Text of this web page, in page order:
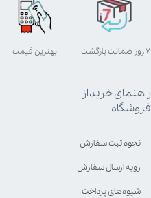
بهترین قیمت ۷ روز ضمانت بازگشت
راهنمای خرید از
فروشگاه
نحوه ثبت سفارش
رویه ارسال سفارش
شیوه‌های پرداخت